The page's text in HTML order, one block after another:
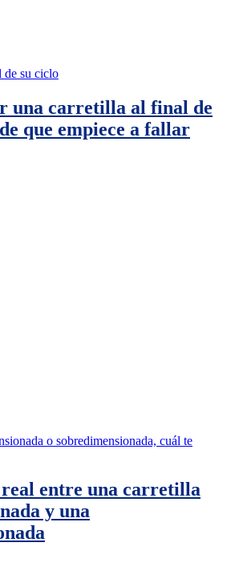
una carretilla al final de
que empiece a fallar
entre una carretilla
y una